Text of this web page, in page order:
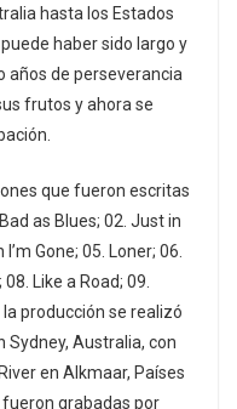
hasta los Estados
haber sido largo y
años de perseverancia
frutos y ahora se
que fueron escritas
as Blues; 02. Just in
Gone; 05. Loner; 06.
Like a Road; 09.
producción se realizó
Sydney, Australia, con
en Alkmaar, Países
fueron grabadas por